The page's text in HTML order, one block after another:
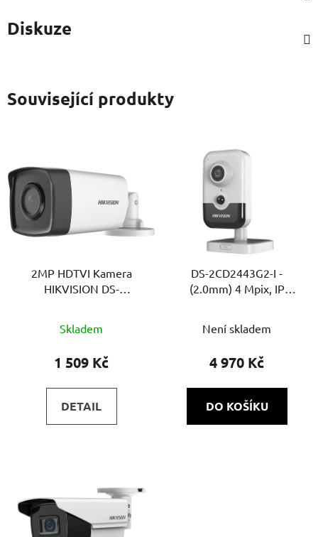
Diskuze
Související produkty
2MP HDTVI Kamera
HIKVISION DS-
Skladem
1 509 Kč
DETAIL
DS-2CD2443G2-I -
(2.0mm) 4 Mpix, IP
Není skladem
4 970 Kč
DO KOŠÍKU